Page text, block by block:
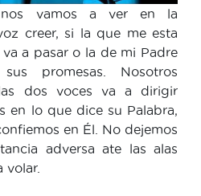
vamos a ver en la
creer, si la que me esta
a pasar o la de mi Padre
promesas. Nosotros
dos voces va a dirigir
en lo que dice su Palabra,
en Él. No dejemos
adversa ate las alas
volar.